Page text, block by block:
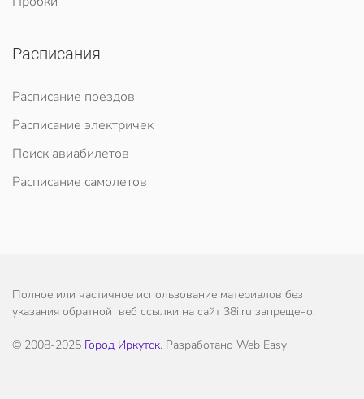
Расписания
Расписание поездов
Расписание электричек
Поиск авиабилетов
Расписание самолетов
Полное или частичное использование материалов без
указания обратной веб ссылки на сайт 38i.ru запрещено.
© 2008-2025 Город Иркутск. Разработано Web Easy